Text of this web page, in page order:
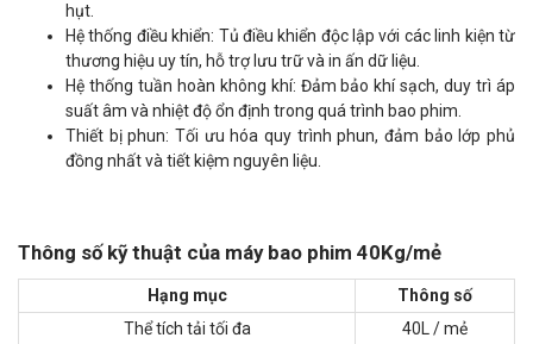
hụt.
Hệ thống điều khiển: Tủ điều khiển độc lập với các linh kiện từ
thương hiệu uy tín, hỗ trợ lưu trữ và in ấn dữ liệu.
Hệ thống tuần hoàn không khí: Đảm bảo khí sạch, duy trì áp
suất âm và nhiệt độ ổn định trong quá trình bao phim.
Thiết bị phun: Tối ưu hóa quy trình phun, đảm bảo lớp phủ
đồng nhất và tiết kiệm nguyên liệu.
Thông số kỹ thuật của máy bao phim 40Kg/mẻ
Hạng mục
Thông số
Thể tích tải tối đa
40L / mẻ